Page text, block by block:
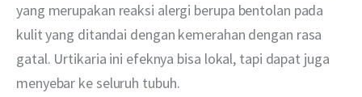
yang merupakan reaksi alergi berupa bentolan pada
kulit yang ditandai dengan kemerahan dengan rasa
gatal. Urtikaria ini efeknya bisa lokal, tapi dapat juga
menyebar ke seluruh tubuh.